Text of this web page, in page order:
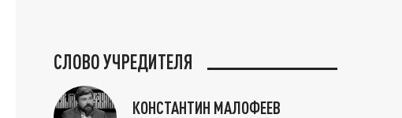
СЛОВО УЧРЕДИТЕЛЯ
КОНСТАНТИН МАЛОФЕЕВ